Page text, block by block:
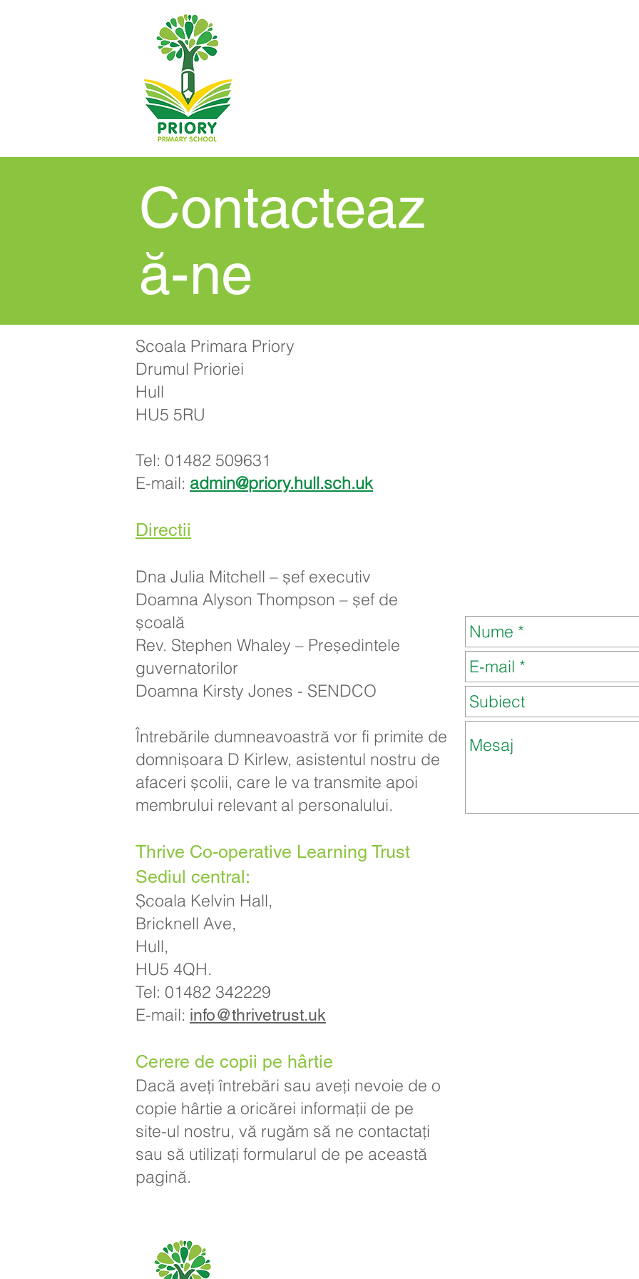
Contacteaz
ă-ne
Scoala Primara Priory
Drumul Prioriei
Hull
HU5 5RU
Tel: 01482 509631
E-mail: admin@priory.hull.sch.uk
Directii
Dna Julia Mitchell – șef executiv
Doamna Alyson Thompson – șef de
școală
Rev. Stephen Whaley – Președintele
guvernatorilor
Doamna Kirsty Jones - SENDCO
Întrebările dumneavoastră vor fi primite de
domnișoara D Kirlew, asistentul nostru de
afaceri școlii, care le va transmite apoi
membrului relevant al personalului.
Thrive Co-operative Learning Trust
Sediul central:
Școala Kelvin Hall,
Bricknell Ave,
Hull,
HU5 4QH.
Tel: 01482 342229
E-mail: info@thrivetrust.uk
Cerere de copii pe hârtie
Dacă aveți întrebări sau aveți nevoie de o
copie hârtie a oricărei informații de pe
site-ul nostru, vă rugăm să ne contactați
sau să utilizați formularul de pe această
pagină.